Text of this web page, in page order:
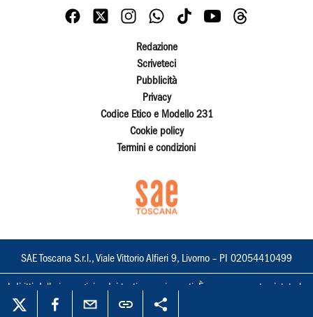
Redazione
Scriveteci
Pubblicità
Privacy
Codice Etico e Modello 231
Cookie policy
Termini e condizioni
SAE Toscana S.r.l., Viale Vittorio Alfieri 9, Livorno – PI 02054410499
I diritti delle immagini e dei testi sono riservati. È espressamente vietata la
loro riproduzione con qualsiasi mezzo e l'adattamento totale o parziale.